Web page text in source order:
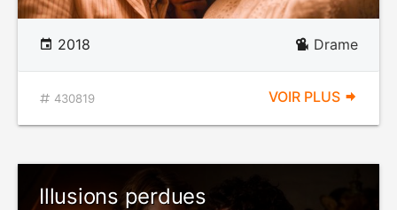
2018 Drame
430819 VOIR PLUS
Illusions perdues